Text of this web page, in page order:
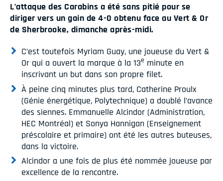
L’attaque des Carabins a été sans pitié pour se
diriger vers un gain de 4-0 obtenu face au Vert & Or
de Sherbrooke, dimanche après-midi.
C’est toutefois Myriam Guay, une joueuse du Vert &
Or qui a ouvert la marque à la 13eminute en
inscrivant un but dans son propre filet.
À peine cinq minutes plus tard, Catherine Proulx
(Génie énergétique, Polytechnique) a doublé l’avance
des siennes. Emmanuelle Alcindor (Administration,
HEC Montréal) et Sonya Hannigan (Enseignement
préscolaire et primaire) ont été les autres buteuses,
dans la victoire.
Alcindor a une fois de plus été nommée joueuse par
excellence de la rencontre.